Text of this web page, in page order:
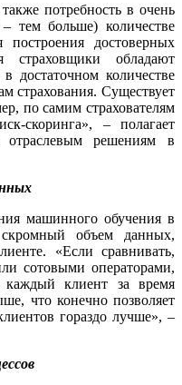
потребность в очень
тем больше) количестве
построения достоверных
обладают
достаточном количестве
страхования. Существует
по самим страхователям
скоринга», – полагает
решениям в
машинного обучения в
объем данных,
«Если сравнивать,
сотовыми операторами,
каждый клиент за время
что конечно позволяет
гораздо лучше», –